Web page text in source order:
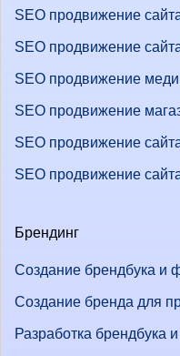
SEO продвижение
SEO продвижение
SEO продвижение
SEO продвижение
SEO продвижение
SEO продвижение
Брендинг
Создание брендбука и
Создание бренда для
Разработка брендбука